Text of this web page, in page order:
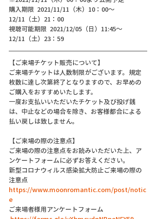
購入期限  2021/11/11（木）10：00～
12/11（土）21：00
視聴可能期限  2021/12/05（日）11:45～
12/11（土）23：59
【ご来場チケット販売について】
ご来場チケットは人数制限がございます。規定
枚数に達し次第終了となりますので、お早めの
ご購入をおすすめいたします。
一度お支払いいただいたチケット及び投げ銭
は、中止などの場合を除き、お客様都合による
払い戻しは致しません。
【ご来場の際の注意点】
ご来場の際の注意点をお読みいただいた上、ア
ンケートフォームに必ずお答えください。
新型コロナウィルス感染拡大防止ご来場の際の
注意点
https://www.moonromantic.com/post/notic
e
ご来場者様用アンケートフォーム